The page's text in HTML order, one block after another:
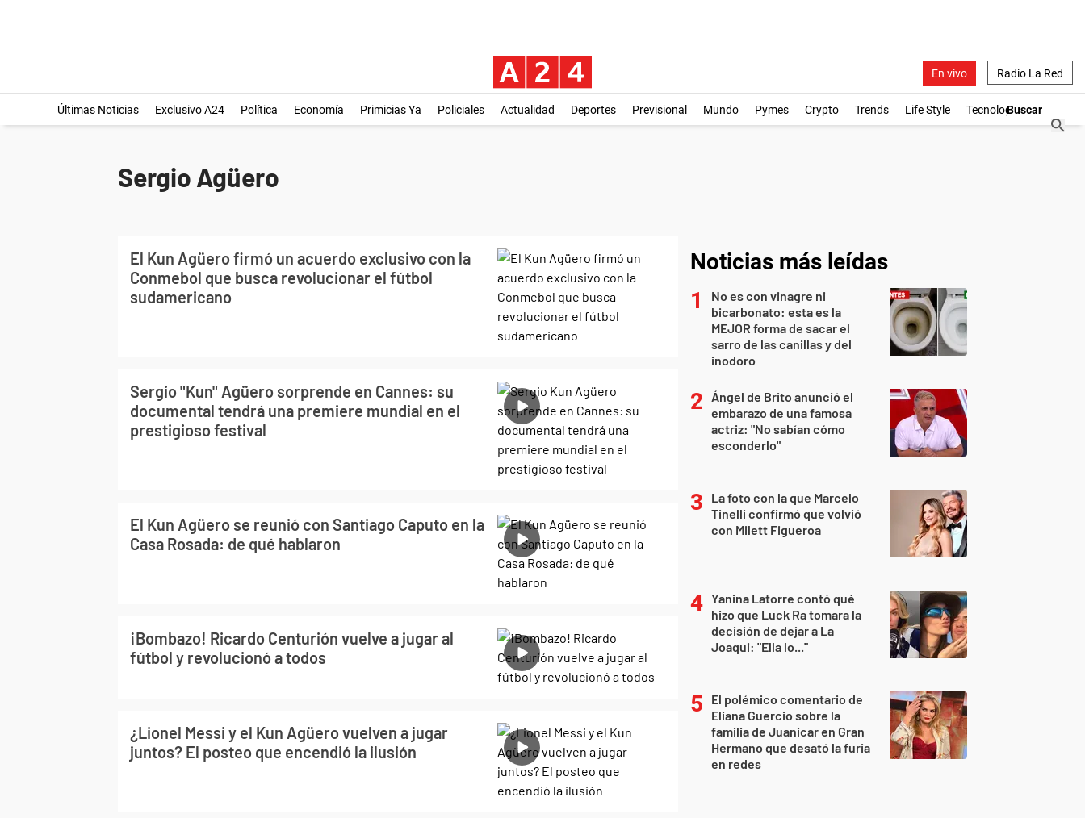
En vivo Radio La Red
Últimas Noticias Exclusivo A24 Política Economía Primicias Ya Policiales Actualidad Deportes Previsional Mundo Pymes Crypto Trends Life Style Tecnología
Sergio Agüero
El Kun Agüero firmó un acuerdo exclusivo con la
Conmebol que busca revolucionar el fútbol
sudamericano
Sergio "Kun" Agüero sorprende en Cannes: su
documental tendrá una premiere mundial en el
prestigioso festival
El Kun Agüero se reunió con Santiago Caputo en la
Casa Rosada: de qué hablaron
¡Bombazo! Ricardo Centurión vuelve a jugar al
fútbol y revolucionó a todos
¿Lionel Messi y el Kun Agüero vuelven a jugar
juntos? El posteo que encendió la ilusión
Noticias más leídas
No es con vinagre ni
bicarbonato: esta es la
MEJOR forma de sacar el
sarro de las canillas y del
inodoro
Ángel de Brito anunció el
embarazo de una famosa
actriz: "No sabían cómo
esconderlo"
La foto con la que Marcelo
Tinelli confirmó que volvió
con Milett Figueroa
Yanina Latorre contó qué
hizo que Luck Ra tomara la
decisión de dejar a La
Joaqui: "Ella lo..."
El polémico comentario de
Eliana Guercio sobre la
familia de Juanicar en Gran
Hermano que desató la furia
en redes